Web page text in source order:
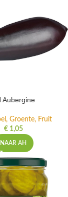
Aubergine
Groente, Fruit
€1,05
NAAR AH